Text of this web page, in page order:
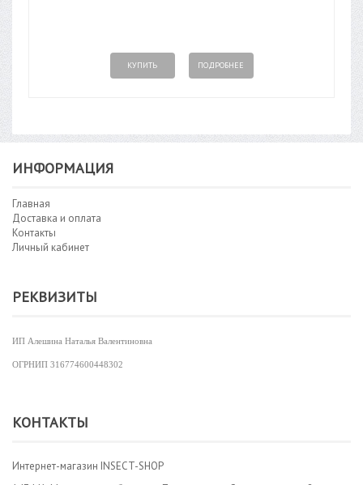
КУПИТЬ ПОДРОБНЕЕ
ИНФОРМАЦИЯ
Главная
Доставка и оплата
Контакты
Личный кабинет
РЕКВИЗИТЫ
ИП Алешина Наталья Валентиновна
ОГРНИП 316774600448302
КОНТАКТЫ
Интернет-магазин INSECT-SHOP